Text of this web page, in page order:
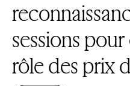
sessions
rôle des prix